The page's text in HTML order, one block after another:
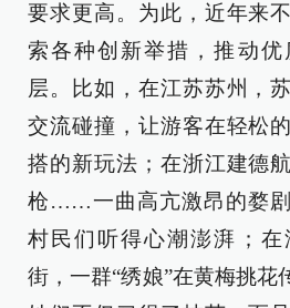
要求更高。为此，近年来
索各种创新举措，推动
层。比如，在江苏苏州，
交流碰撞，让游客在轻松
搭的新玩法；在浙江建德
枪……一曲高亢激昂的婺
村民们听得心潮澎湃；
街，一群“绣娘”在黄梅挑花